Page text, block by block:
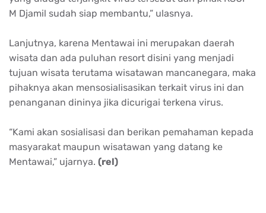
M Djamil sudah siap membantu,” ulasnya.
Lanjutnya, karena Mentawai ini merupakan daerah
wisata dan ada puluhan resort disini yang menjadi
tujuan wisata terutama wisatawan mancanegara, maka
pihaknya akan mensosialisasikan terkait virus ini dan
penanganan dininya jika dicurigai terkena virus.
“Kami akan sosialisasi dan berikan pemahaman kepada
masyarakat maupun wisatawan yang datang ke
Mentawai,” ujarnya. (rel)